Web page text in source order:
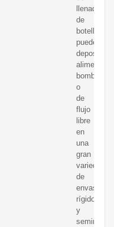
llenado
de
botellas-
pueden
depositar
alimentos
o
de
flujo
libre
en
una
gran
variedad
de
envases
rígidos
y